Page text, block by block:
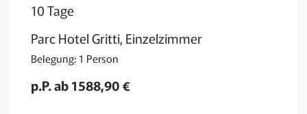
10 Tage
Parc Hotel Gritti, Einzelzimmer
Belegung: 1 Person
p.P. ab 1588,90 €